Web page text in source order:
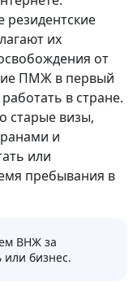
их
от
ПМЖ в первый
в стране.
старые визы,
и
или
пребывания в
ВНЖ за
бизнес.